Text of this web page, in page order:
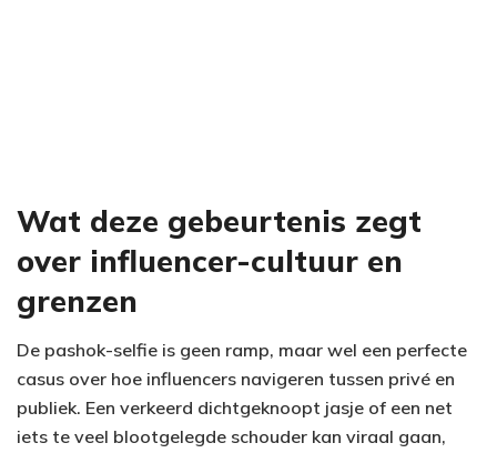
Wat deze gebeurtenis zegt
over influencer-cultuur en
grenzen
De pashok-selfie is geen ramp, maar wel een perfecte
casus over hoe influencers navigeren tussen privé en
publiek. Een verkeerd dichtgeknoopt jasje of een net
iets te veel blootgelegde schouder kan viraal gaan,